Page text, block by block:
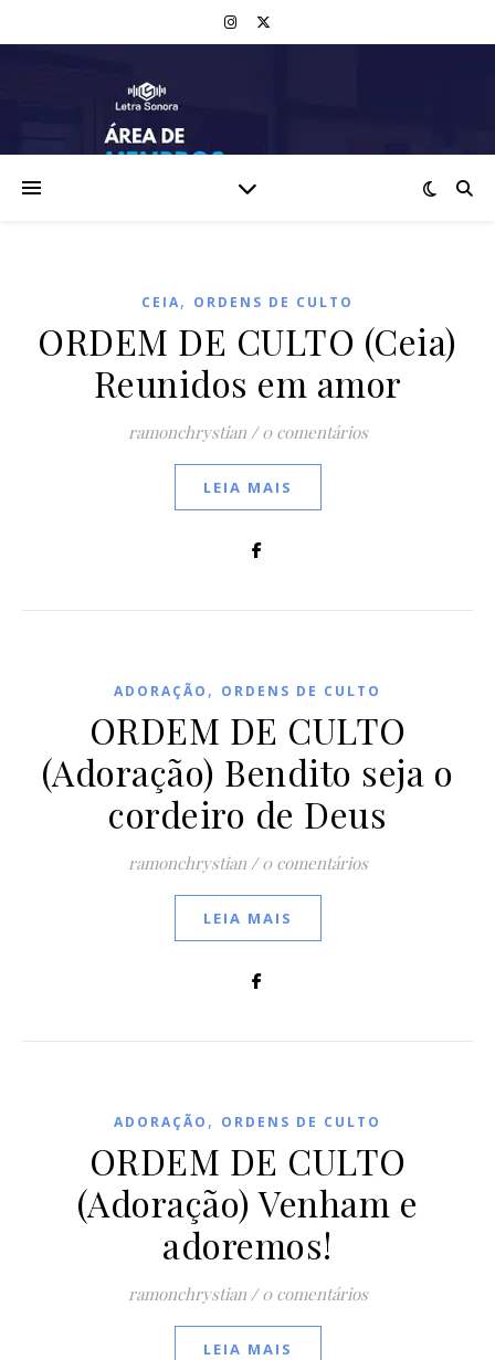
CEIA, ORDENS DE CULTO
ORDEM DE CULTO (Ceia)
Reunidos em amor
ramonchrystian / 0 comentários
LEIA MAIS
ADORAÇÃO , ORDENS DE CULTO
ORDEM DE CULTO
(Adoração) Bendito seja o
cordeiro de Deus
ramonchrystian / 0 comentários
LEIA MAIS
ADORAÇÃO , ORDENS DE CULTO
ORDEM DE CULTO
(Adoração) Venham e
adoremos!
ramonchrystian / 0 comentários
LEIA MAIS